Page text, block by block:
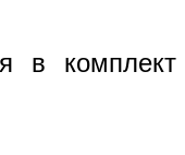
в комплект